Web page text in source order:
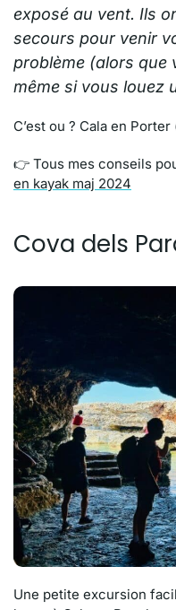
exposé au vent. Ils
secours pour venir
problème (alors que
même si vous louez
C’est ou ? Cala en
👉 Tous mes conseils
en kayak maj 2024
Cova dels
Une petite excursion